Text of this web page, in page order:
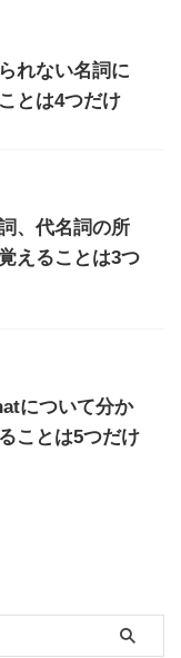
れない名詞に
とは4つだけ
、代名詞の所
えることは3つ
について分か
ことは5つだけ